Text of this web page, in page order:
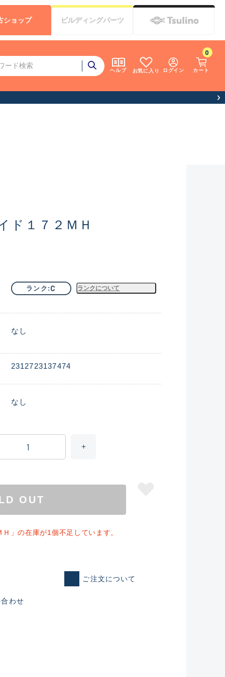
ヘルプ お気に入り ログイン カート
0
ショップ ビルディングパーツ
お客様
れた未使用
ド１７２ＭＨ
ランク C ランクについて
なし
2312723137474
なし
OUT
」の在庫が1個不足しています。
ご注文について
わせ